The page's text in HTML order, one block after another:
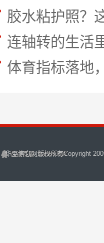
胶水粘护照？
连轴转的生活
体育指标落地
华夏信息网版权所有Copyright